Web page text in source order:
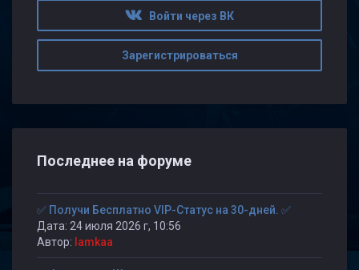
Войти через ВК
Зарегистрироваться
Последнее на форуме
✅ Получи Бесплатно VIP-Статус на 30-дней. ✅
Дата: 24 июля 2026 г, 10:56
Автор: lamkaa